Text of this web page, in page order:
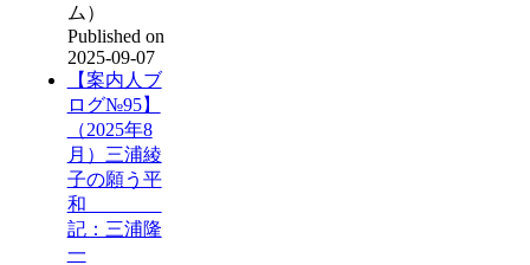
ム）
Published on
2025-09-07
【案内人ブ
ログ№95】
（2025年8
月）三浦綾
子の願う平
和
記：三浦隆
一